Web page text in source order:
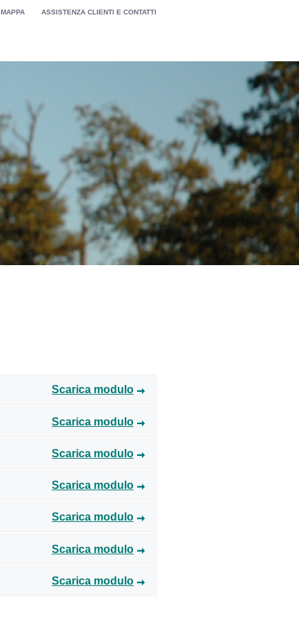
MAPPA ASSISTENZA CLIENTI E CONTATTI
Scarica modulo
Scarica modulo
Scarica modulo
Scarica modulo
Scarica modulo
Scarica modulo
Scarica modulo